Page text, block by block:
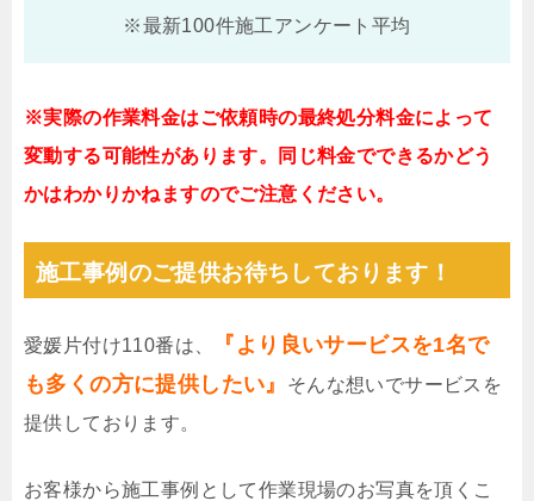
※最新100件施工アンケート平均
※実際の作業料金はご依頼時の最終処分料金によって
変動する可能性があります。同じ料金でできるかどう
かはわかりかねますのでご注意ください。
施工事例のご提供お待ちしております！
愛媛片付け110番は、
『より良いサービスを1名で
も多くの方に提供したい』
そんな想いでサービスを
提供しております。
お客様から施工事例として作業現場のお写真を頂くこ